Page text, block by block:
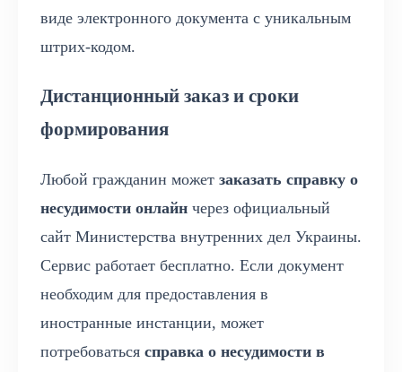
виде электронного документа с уникальным
штрих-кодом.
Дистанционный заказ и сроки
формирования
Любой гражданин может заказать справку о
несудимости онлайн через официальный
сайт Министерства внутренних дел Украины.
Сервис работает бесплатно. Если документ
необходим для предоставления в
иностранные инстанции, может
потребоваться справка о несудимости в